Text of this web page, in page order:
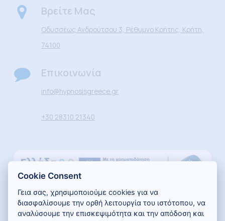
Βρείτε Μας
Οδυσσέως Ανδρούτσου 3, Ρέθυμνο Κρήτης, Κρήτη,
74100
Επικοινωνία
info@hypnosisgreece.gr
+30 28310 21340
©2026. All rights reserved.
Cookie Consent
Γεια σας, χρησιμοποιούμε cookies για να
διασφαλίσουμε την ορθή λειτουργία του ιστότοπου, να
αναλύσουμε την επισκεψιμότητα και την απόδοση και